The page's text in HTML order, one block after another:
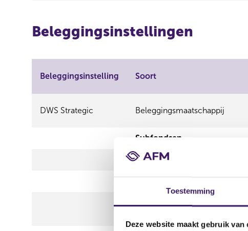
Toestemming
Deze website maakt gebruik van
Beleggingsinstellingen
Beleggingsinstelling Soort
DWS Strategic Beleggingsmaatschappij
Subfondsen
DB Balanced SAA (USD)
DB Conservative SAA (USD)